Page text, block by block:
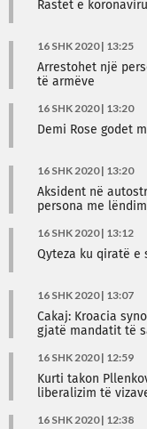
Rastet e
16 SHK 2020 | 13:25
Arrestohet një
të armëve
16 SHK 2020 | 13:20
Demi Rose godet
16 SHK 2020 | 13:20
Aksident në
persona me
16 SHK 2020 | 13:12
Qyteza ku qiratë e
16 SHK 2020 | 13:07
Cakaj: Kroacia
gjatë mandatit të
16 SHK 2020 | 12:59
Kurti takon
liberalizim të
16 SHK 2020 | 12:38